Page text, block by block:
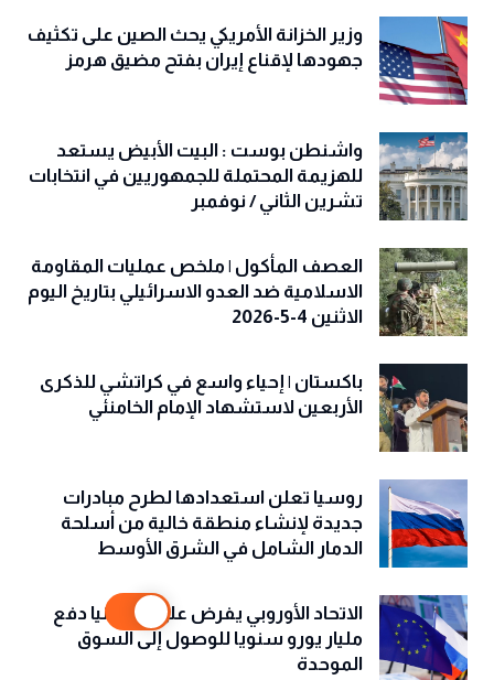
وزير الخزانة الأمريكي يحث الصين على تكثيف
جهودها لإقناع إيران بفتح مضيق هرمز
واشنطن بوست : البيت الأبيض يستعد
للهزيمة المحتملة للجمهوريين في انتخابات
تشرين الثاني / نوفمبر
العصف المأكول | ملخص عمليات المقاومة
الاسلامية ضد العدو الاسرائيلي بتاريخ اليوم
الاثنين 4-5-2026
باكستان | إحياء واسع في كراتشي للذكرى
الأربعين لاستشهاد الإمام الخامنئي
روسيا تعلن استعدادها لطرح مبادرات
جديدة لإنشاء منطقة خالية من أسلحة
الدمار الشامل في الشرق الأوسط
الاتحاد الأوروبي يفرض على بريطانيا دفع
مليار يورو سنويا للوصول إلى السوق
الموحدة